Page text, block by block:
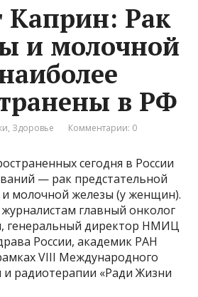
Каприн: Рак
и молочной
в РФ
, Здоровье Комментарии: 0
сегодня в России
— рак предстательной
молочной железы (у женщин).
главный онколог
генеральный директор НМИЦ
России, академик РАН
VIII Международного
радиотерапии «Ради Жизни